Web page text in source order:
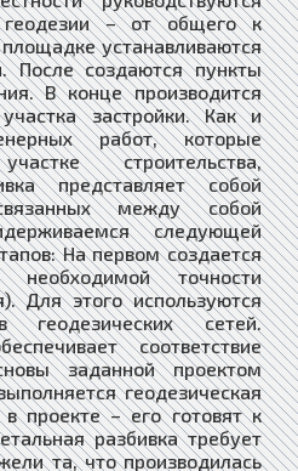
– от общего к
устанавливаются
После создаются пункты
В конце производится
застройки. Как и
работ, которые
строительства,
представляет собой
между собой
следующей
На первом создается
необходимой точности
Для этого используются
геодезических сетей.
соответствие
заданной проектом
геодезическая
проекте – его готовят к
разбивка требует
та, что производилась